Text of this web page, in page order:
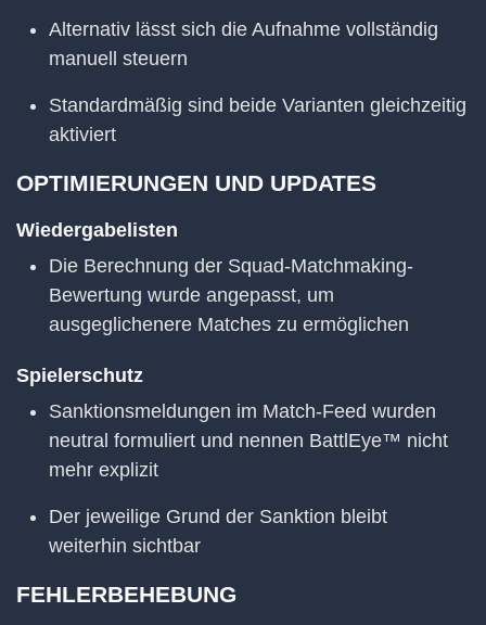
Alternativ lässt sich die Aufnahme vollständig
manuell steuern
Standardmäßig sind beide Varianten gleichzeitig
aktiviert
OPTIMIERUNGEN UND UPDATES
Wiedergabelisten
Die Berechnung der Squad-Matchmaking-
Bewertung wurde angepasst, um
ausgeglichenere Matches zu ermöglichen
Spielerschutz
Sanktionsmeldungen im Match-Feed wurden
neutral formuliert und nennen BattlEye™ nicht
mehr explizit
Der jeweilige Grund der Sanktion bleibt
weiterhin sichtbar
FEHLERBEHEBUNG